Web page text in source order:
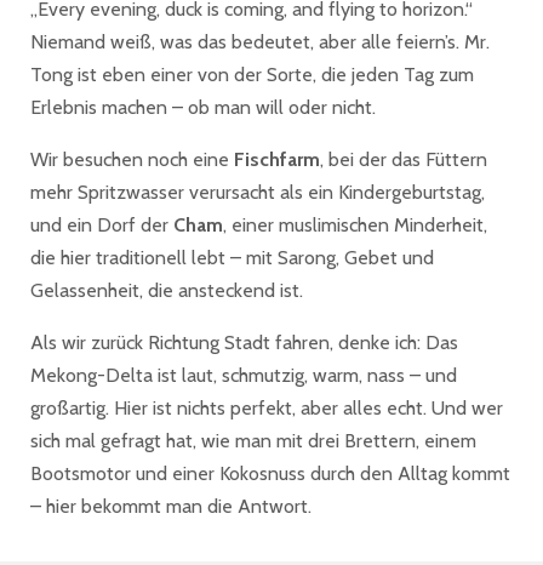
„Every evening, duck is coming, and flying to horizon.“
Niemand weiß, was das bedeutet, aber alle feiern’s. Mr.
Tong ist eben einer von der Sorte, die jeden Tag zum
Erlebnis machen – ob man will oder nicht.
Wir besuchen noch eine Fischfarm, bei der das Füttern
mehr Spritzwasser verursacht als ein Kindergeburtstag,
und ein Dorf der Cham, einer muslimischen Minderheit,
die hier traditionell lebt – mit Sarong, Gebet und
Gelassenheit, die ansteckend ist.
Als wir zurück Richtung Stadt fahren, denke ich: Das
Mekong-Delta ist laut, schmutzig, warm, nass – und
großartig. Hier ist nichts perfekt, aber alles echt. Und wer
sich mal gefragt hat, wie man mit drei Brettern, einem
Bootsmotor und einer Kokosnuss durch den Alltag kommt
– hier bekommt man die Antwort.